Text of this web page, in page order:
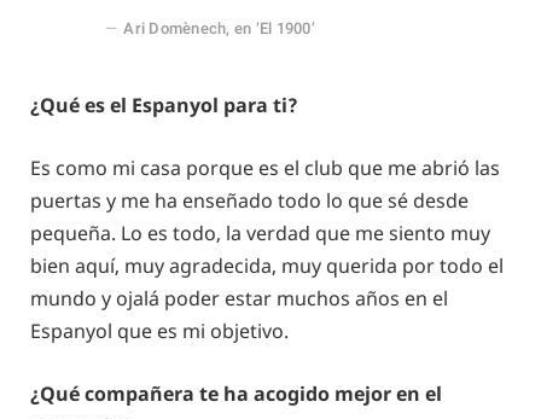
Ari Domènech, en ‘El 1900’
¿Qué es el Espanyol para ti?
Es como mi casa porque es el club que me abrió las
puertas y me ha enseñado todo lo que sé desde
pequeña. Lo es todo, la verdad que me siento muy
bien aquí, muy agradecida, muy querida por todo el
mundo y ojalá poder estar muchos años en el
Espanyol que es mi objetivo.
¿Qué compañera te ha acogido mejor en el